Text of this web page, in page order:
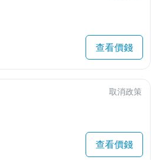
查看價錢
取消政策
查看價錢